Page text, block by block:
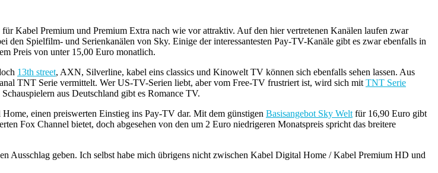
Kabel Premium und Premium Extra nach wie vor attraktiv. Auf den hier vertretenen Kanälen laufen zwar
Spielfilm- und Serienkanälen von Sky. Einige der interessantesten Pay-TV-Kanäle gibt es zwar ebenfalls in
Preis von unter 15,00 Euro monatlich.
13th street, AXN, Silverline, kabel eins classics und Kinowelt TV können sich ebenfalls sehen lassen. Aus
TNT Serie vermittelt. Wer US-TV-Serien liebt, aber vom Free-TV frustriert ist, wird sich mit TNT Serie
aus Deutschland gibt es Romance TV.
einen preiswerten Einstieg ins Pay-TV dar. Mit dem günstigen Basisangebot Sky Welt für 16,90 Euro gibt
Fox Channel bietet, doch abgesehen von den um 2 Euro niedrigeren Monatspreis spricht das breitere
Ausschlag geben. Ich selbst habe mich übrigens nicht zwischen Kabel Digital Home / Kabel Premium HD und